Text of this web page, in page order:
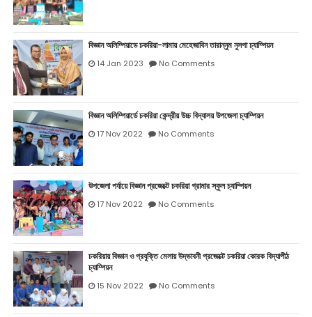
বিজ্ঞান অলিম্পিয়াডে চকরিয়া-লামায় মেহেজাবিন তারান্নুম নুসপা চ্যাম্পিয়ন
14 Jan 2023 No Comments
বিজ্ঞান অলিম্পিয়ার্ডে চকরিয়া কেন্দ্রীয় উচ্চ বিদ্যালয় উপজেলা চ্যাম্পিয়ন
17 Nov 2022 No Comments
উপজেলা পর্যায়ে বিজ্ঞান প্রজেক্টে চকরিয়া গ্রামার স্কুল চ্যাম্পিয়ন
17 Nov 2022 No Comments
চকরিয়ায় বিজ্ঞান ও প্রযুক্তি মেলায় উদ্ভাবনী প্রজেক্টে চকরিয়া কোরক বিদ্যাপীঠ
চ্যাম্পিয়ন
15 Nov 2022 No Comments